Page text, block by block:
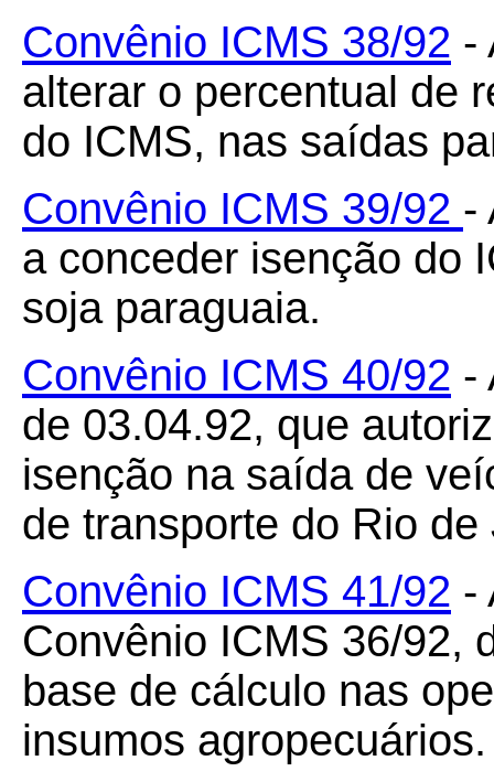
Convênio ICMS 38/92 -
alterar o percentual de
do ICMS, nas saídas
Convênio ICMS 39/92 -
a conceder isenção do
soja paraguaia.
Convênio ICMS 40/92 -
de 03.04.92, que
isenção na saída de
de transporte do Rio de
Convênio ICMS 41/92 -
Convênio ICMS 36/92,
base de cálculo nas
insumos agropecuários.